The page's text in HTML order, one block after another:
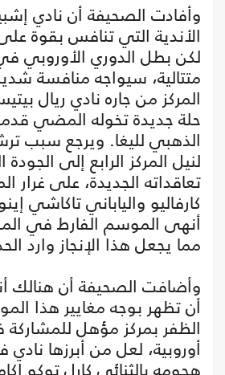
وأفادت الصحيفة أن نادي
الأندية التي تنافس بقوة على
لكن بطل الدوري الأوروبي
متتالية، سيواجه منافسة
المركز من جاره نادي ريال
حلة جديدة تخوله المضي
الذهبي لليغا. ويرجع سبب
لنيل المركز الرابع إلى
تعاقداته الجديدة، على غرار
كارفاليو والياباني تاكاشي
أنهى الموسم الفارط في
مما يجعل هذا الإنجاز وارد
وأضافت الصحيفة أن هنالك
أن تظهر بوجه مغايير هذا
الظفر بمركز مؤهل
أوروبية، لعل من أبرزها نادي
هجومه بالثنائي كارل توكو